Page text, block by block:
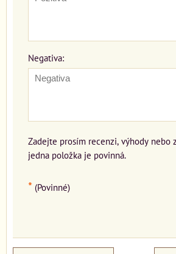
Negativa:
Zadejte prosím recenzi, výhody nebo
jedna položka je povinná.
* (Povinné)